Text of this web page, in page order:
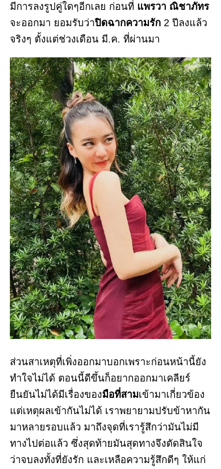
มีการลงรูปคู่ใดๆอีกเลย ก่อนที่ แพรวา ณิชาภัทร
จะออกมา ยอมรับว่าปิดฉากความรัก 2 ปีลงแล้ว
จริงๆ ตั้งแต่ช่วงเดือน มี.ค. ที่ผ่านมา
ส่วนสาเหตุที่เพิ่งออกมาบอกเพราะก่อนหน้านี้ยัง
ทำใจไม่ได้ ตอนนี้ดีขึ้นก็อยากออกมาเคลียร์
ยืนยันไม่ได้มีเรื่องของมือที่สามเข้ามาเกี่ยวข้อง
แต่เหตุผลเข้ากันไม่ได้ เราพยายามปรับข้าหากัน
มาหลายรอบแล้ว มาถึงจุดที่เรารู้สึกว่ามันไม่มี
ทางไปต่อแล้ว ซึ่งสุดท้ายมันสุดทางจึงตัดสินใจ
ว่าจบลงทั้งที่ยังรัก และเหลือความรู้สึกดีๆ ให้แก่